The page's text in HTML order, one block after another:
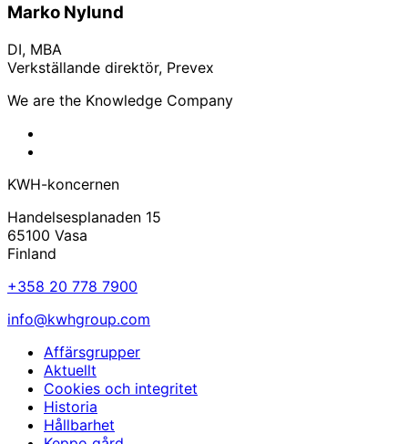
Marko Nylund
DI, MBA
Verkställande direktör, Prevex
Linkedin
We are the Knowledge Company
KWH-koncernen
Handelsesplanaden 15
65100 Vasa
Finland
+358 20 778 7900
info@kwhgroup.com
Affärsgrupper
Aktuellt
Cookies och integritet
Historia
Hållbarhet